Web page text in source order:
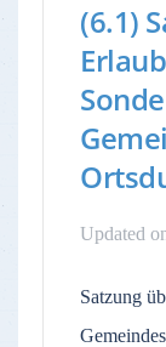
(6.1)
Updated
Satzung